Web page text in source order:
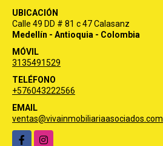
UBICACIÓN
Calle 49 DD # 81 c 47 Calasanz
Medellín - Antioquia - Colombia
MÓVIL
3135491529
TELÉFONO
+576043222566
EMAIL
ventas@vivainmobiliariaasociados.com
FacebookInstagram